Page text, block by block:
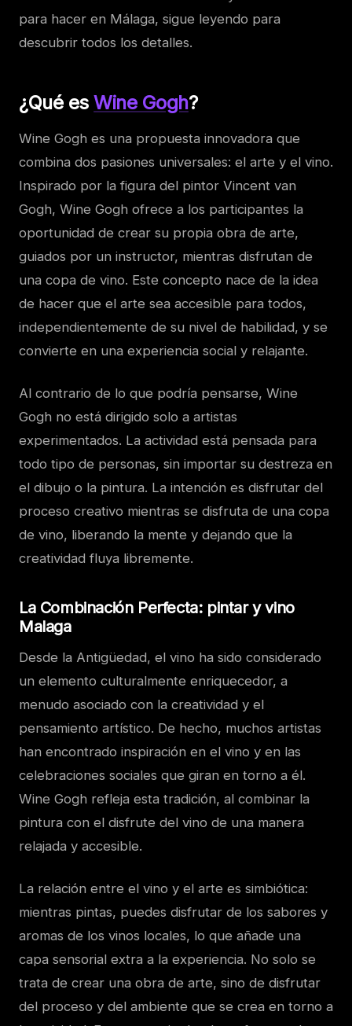
para hacer en Málaga, sigue leyendo para
descubrir todos los detalles.
¿Qué esWine Gogh?
Wine Gogh es una propuesta innovadora que
combina dos pasiones universales: el arte y el vino.
Inspirado por la figura del pintor Vincent van
Gogh, Wine Gogh ofrece a los participantes la
oportunidad de crear su propia obra de arte,
guiados por un instructor, mientras disfrutan de
una copa de vino. Este concepto nace de la idea
de hacer que el arte sea accesible para todos,
independientemente de su nivel de habilidad, y se
convierte en una experiencia social y relajante.
Al contrario de lo que podría pensarse, Wine
Gogh no está dirigido solo a artistas
experimentados. La actividad está pensada para
todo tipo de personas, sin importar su destreza en
el dibujo o la pintura. La intención es disfrutar del
proceso creativo mientras se disfruta de una copa
de vino, liberando la mente y dejando que la
creatividad fluya libremente.
La Combinación Perfecta: pintar y vino
Malaga
Desde la Antigüedad, el vino ha sido considerado
un elemento culturalmente enriquecedor, a
menudo asociado con la creatividad y el
pensamiento artístico. De hecho, muchos artistas
han encontrado inspiración en el vino y en las
celebraciones sociales que giran en torno a él.
Wine Gogh refleja esta tradición, al combinar la
pintura con el disfrute del vino de una manera
relajada y accesible.
La relación entre el vino y el arte es simbiótica:
mientras pintas, puedes disfrutar de los sabores y
aromas de los vinos locales, lo que añade una
capa sensorial extra a la experiencia. No solo se
trata de crear una obra de arte, sino de disfrutar
del proceso y del ambiente que se crea en torno a